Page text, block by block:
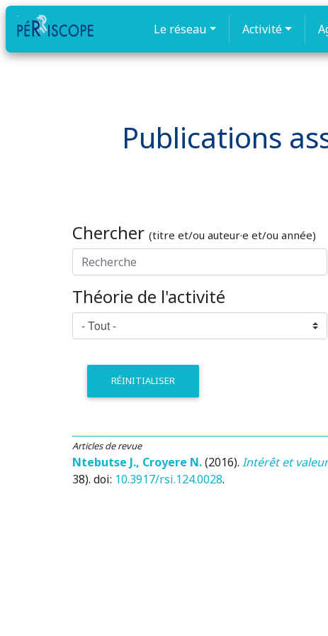
Le réseau Activité
Publications
Chercher (titre et/ou auteur·e et/ou année)
Théorie de l'activité
RÉINITIALISER
Articles de revue
Ntebutse J., Croyere N.(2016). Intérêt et
38). doi: 10.3917/rsi.124.0028.